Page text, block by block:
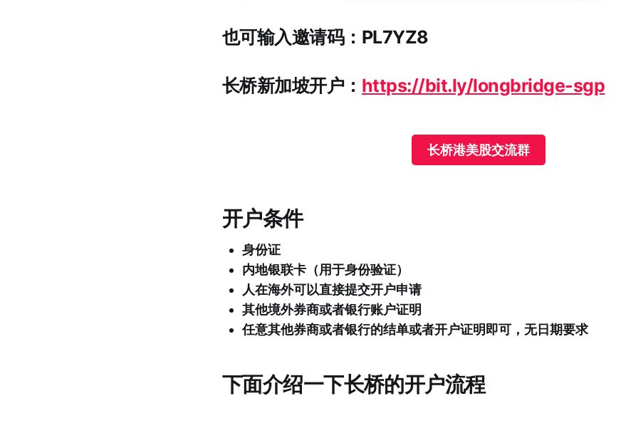
也可输入邀请码：PL7YZ8
长桥新加坡开户： https://bit.ly/longbridge-sgp
长桥港美股交流群
开户条件
身份证
内地银联卡（用于身份验证）
人在海外可以直接提交开户申请
其他境外券商或者银行账户证明
任意其他券商或者银行的结单或者开户证明即可，无日期要求
下面介绍一下长桥的开户流程